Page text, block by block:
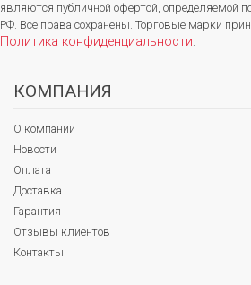
являются публичной офертой, определяемой
РФ. Все права сохранены. Торговые марки
Политика конфиденциальности.
КОМПАНИЯ
О компании
Новости
Оплата
Доставка
Гарантия
Отзывы клиентов
Контакты